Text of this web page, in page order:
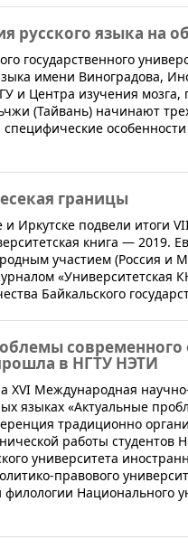
русского языка на
государственного
имени Виноградова,
и Центра изучения мозга,
(Тайвань) начинают
специфические
границы
Иркутске подвели итоги
книга — 2019.
участием (Россия и
«Университетская
Байкальского
современного
в НГТУ НЭТИ
Международная
языках «Актуальные
традиционно
работы студентов
университета
правового
Национального